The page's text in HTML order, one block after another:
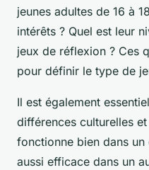
jeunes adultes de 16 à
intérêts ? Quel est leur
jeux de réflexion ? Ces
pour définir le type de
Il est également
différences culturelles
fonctionne bien dans
aussi efficace dans un